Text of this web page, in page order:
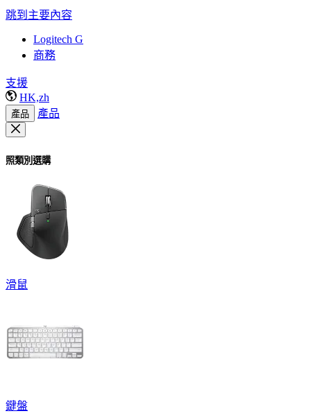
跳到主要內容
Logitech G
商務
支援
HK,zh
產品 產品
照類別選購
滑鼠
鍵盤